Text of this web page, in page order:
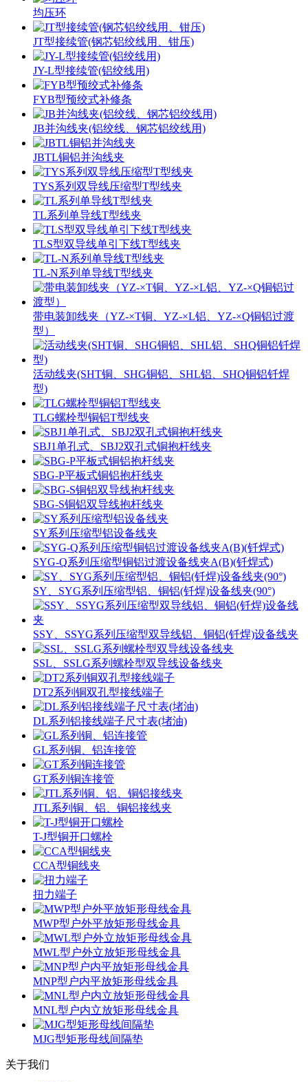
均压环
JT型接续管(钢芯铝绞线用、钳压)
JY-L型接续管(铝绞线用)
FYB型预绞式补修条
JB并沟线夹(铝绞线、钢芯铝绞线用)
JBTL铜铝并沟线夹
TYS系列双导线压缩型T型线夹
TL系列单导线T型线夹
TLS型双导线单引下线T型线夹
TL-N系列单导线T型线夹
带电装卸线夹（YZ-×T铜、YZ-×L铝、YZ-×Q铜铝过渡
型）
活动线夹(SHT铜、SHG铜铝、SHL铝、SHQ铜铝钎焊
型)
TLG螺栓型铜铝T型线夹
SBJ1单孔式、SBJ2双孔式铜抱杆线夹
SBG-P平板式铜铝抱杆线夹
SBG-S铜铝双导线抱杆线夹
SY系列压缩型铝设备线夹
SYG-Q系列压缩型铜铝过渡设备线夹A(B)(钎焊式)
SY、SYG系列压缩型铝、铜铝(钎焊)设备线夹(90°)
SSY、SSYG系列压缩型双导线铝、铜铝(钎焊)设备线夹
SSL、SSLG系列螺栓型双导线设备线夹
DT2系列铜双孔型接线端子
DL系列铝接线端子尺寸表(堵油)
GL系列铜、铝连接管
GT系列铜连接管
JTL系列铜、铝、铜铝接线夹
T-J型铜开口螺栓
CCA型铜线夹
扭力端子
MWP型户外平放矩形母线金具
MWL型户外立放矩形母线金具
MNP型户内平放矩形母线金具
MNL型户内立放矩形母线金具
MJG型矩形母线间隔垫
关于我们